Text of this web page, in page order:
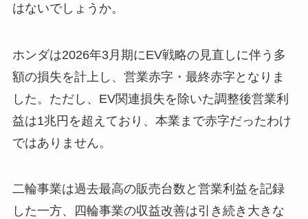
はないでしょうか。
ホンダは2026年3月期にEV戦略の見直しに伴う多
額の損失を計上し、営業赤字・最終赤字となりま
した。ただし、EV関連損失を除いた調整後営業利
益は1兆円を超えており、本業まで赤字だったわけ
ではありません。
二輪事業は過去最高の販売台数と営業利益を記録
した一方、四輪事業の収益改善は引き続き大きな